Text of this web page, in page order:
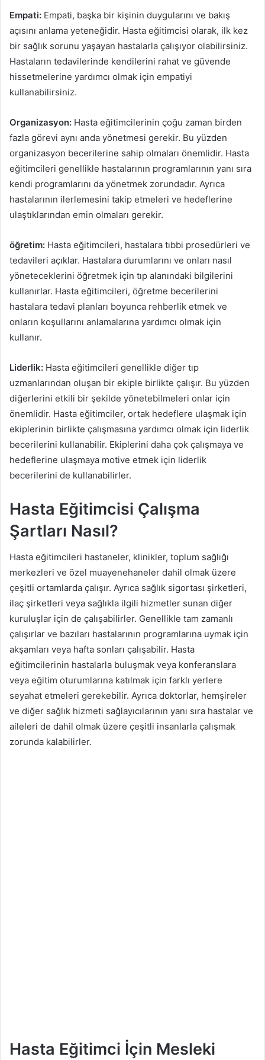
Empati: Empati, başka bir kişinin duygularını ve bakış
açısını anlama yeteneğidir. Hasta eğitimcisi olarak, ilk kez
bir sağlık sorunu yaşayan hastalarla çalışıyor olabilirsiniz.
Hastaların tedavilerinde kendilerini rahat ve güvende
hissetmelerine yardımcı olmak için empatiyi
kullanabilirsiniz.
Organizasyon: Hasta eğitimcilerinin çoğu zaman birden
fazla görevi aynı anda yönetmesi gerekir. Bu yüzden
organizasyon becerilerine sahip olmaları önemlidir. Hasta
eğitimcileri genellikle hastalarının programlarının yanı sıra
kendi programlarını da yönetmek zorundadır. Ayrıca
hastalarının ilerlemesini takip etmeleri ve hedeflerine
ulaştıklarından emin olmaları gerekir.
öğretim: Hasta eğitimcileri, hastalara tıbbi prosedürleri ve
tedavileri açıklar. Hastalara durumlarını ve onları nasıl
yöneteceklerini öğretmek için tıp alanındaki bilgilerini
kullanırlar. Hasta eğitimcileri, öğretme becerilerini
hastalara tedavi planları boyunca rehberlik etmek ve
onların koşullarını anlamalarına yardımcı olmak için
kullanır.
Liderlik: Hasta eğitimcileri genellikle diğer tıp
uzmanlarından oluşan bir ekiple birlikte çalışır. Bu yüzden
diğerlerini etkili bir şekilde yönetebilmeleri onlar için
önemlidir. Hasta eğitimciler, ortak hedeflere ulaşmak için
ekiplerinin birlikte çalışmasına yardımcı olmak için liderlik
becerilerini kullanabilir. Ekiplerini daha çok çalışmaya ve
hedeflerine ulaşmaya motive etmek için liderlik
becerilerini de kullanabilirler.
Hasta Eğitimcisi Çalışma
Şartları Nasıl?
Hasta eğitimcileri hastaneler, klinikler, toplum sağlığı
merkezleri ve özel muayenehaneler dahil olmak üzere
çeşitli ortamlarda çalışır. Ayrıca sağlık sigortası şirketleri,
ilaç şirketleri veya sağlıkla ilgili hizmetler sunan diğer
kuruluşlar için de çalışabilirler. Genellikle tam zamanlı
çalışırlar ve bazıları hastalarının programlarına uymak için
akşamları veya hafta sonları çalışabilir. Hasta
eğitimcilerinin hastalarla buluşmak veya konferanslara
veya eğitim oturumlarına katılmak için farklı yerlere
seyahat etmeleri gerekebilir. Ayrıca doktorlar, hemşireler
ve diğer sağlık hizmeti sağlayıcılarının yanı sıra hastalar ve
aileleri de dahil olmak üzere çeşitli insanlarla çalışmak
zorunda kalabilirler.
Hasta Eğitimci İçin Mesleki